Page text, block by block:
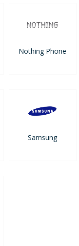
Nothing Phone
Samsung